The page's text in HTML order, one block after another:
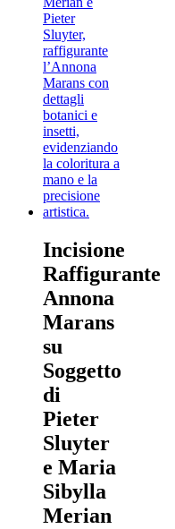
Incisione
Raffigurante
Annona
Marans
su
Soggetto
di
Pieter
Sluyter
e Maria
Sibylla
Merian